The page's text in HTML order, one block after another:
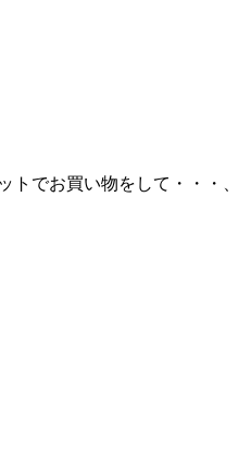
トでお買い物をして・・・、